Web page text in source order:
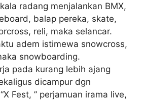
radang menjalankan BMX,
balap pereka, skate,
reli, maka selancar.
adem istimewa snowcross,
snowboarding.
pada kurang lebih ajang
dicampur dgn
Fest, ” perjamuan irama live,